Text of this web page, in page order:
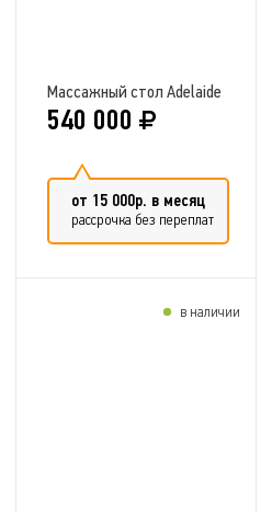
Массажный стол Adelaide
540 000
от 15 000р. в месяц
рассрочка без переплат
в наличии